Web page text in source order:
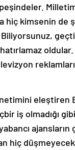
hiç kimsenin de
Biliyorsunuz,
oldular.
eleştiren
iş olmadığı
ajansların
hiç